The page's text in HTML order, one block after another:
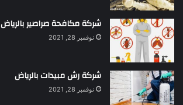
شركة مكافحة صراصير بالرياض
نوفمبر 28, 2021
شركة رش مبيدات بالرياض
نوفمبر 28, 2021